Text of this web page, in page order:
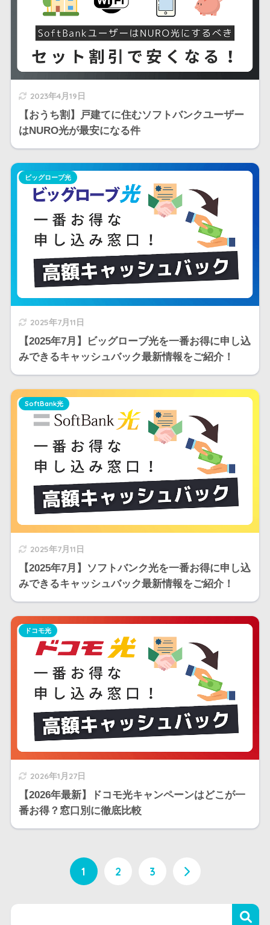
2023年4月19日
【おうち割】戸建てに住むソフトバンクユーザー
はNURO光が最安になる件
2025年7月11日
【2025年7月】ビッグローブ光を一番お得に申し込
みできるキャッシュバック最新情報をご紹介！
ビッグローブ光
2025年7月11日
【2025年7月】ソフトバンク光を一番お得に申し込
みできるキャッシュバック最新情報をご紹介！
SoftBank光
2026年1月27日
【2026年最新】ドコモ光キャンペーンはどこが一
番お得？窓口別に徹底比較
ドコモ光
1 2 3